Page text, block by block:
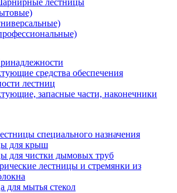
лестницы
средства обеспечения
лестниц
запасные части, наконечники
специального назначения
для крыш
для чистки дымовых труб
лестницы и стремянки из
для мытья стекол